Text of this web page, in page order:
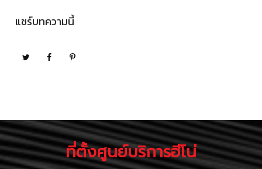
แชร์บทความนี้
ที่ตั้งศูนย์บริการฮีโน่